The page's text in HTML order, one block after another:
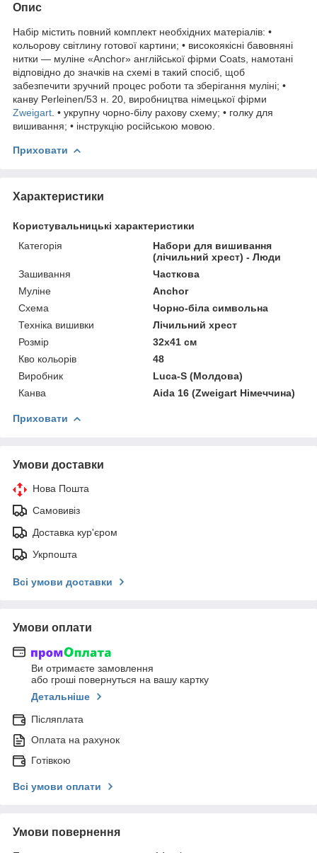
Опис
Набір містить повний комплект необхідних матеріалів: •
кольорову світлину готової картини; • високоякісні бавовняні
нитки — муліне «Anchor» англійської фірми Coats, намотані
відповідно до значків на схемі в такий спосіб, щоб
забезпечити зручний процес роботи та зберігання муліні; •
канву Perleinen/53 н. 20, виробництва німецької фірми
Zweigart . • укрупну чорно-білу рахову схему; • голку для
вишивання; • інструкцію російською мовою.
Приховати
Характеристики
Користувальницькі характеристики
Категорія
Набори для вишивання
(лічильний хрест) - Люди
Зашивання
Часткова
Муліне
Anchor
Схема
Чорно-біла символьна
Техніка вишивки
Лічильний хрест
Розмір
32x41 см
Кво кольорів
48
Виробник
Luca-S (Молдова)
Канва
Aida 16 (Zweigart Німеччина)
Приховати
Умови доставки
Нова Пошта
Самовивіз
Доставка кур'єром
Укрпошта
Всі умови доставки
Умови оплати
Ви отримаєте замовлення
або гроші повернуться на вашу картку
Детальніше
Післяплата
Оплата на рахунок
Готівкою
Всі умови оплати
Умови повернення